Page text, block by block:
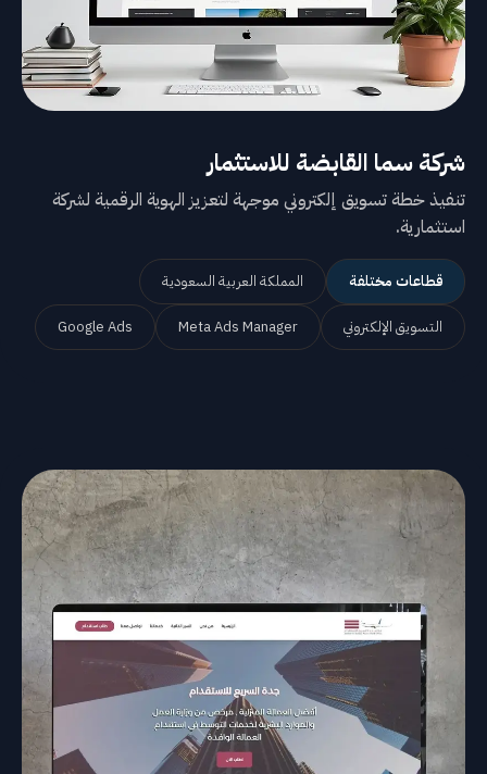
شركة سما القابضة للاستثمار
تنفيذ خطة تسويق إلكتروني موجهة لتعزيز الهوية الرقمية لشركة
استثمارية.
قطاعات مختلفة المملكة العربية السعودية
التسويق الإلكتروني Meta Ads Manager
Google Ads